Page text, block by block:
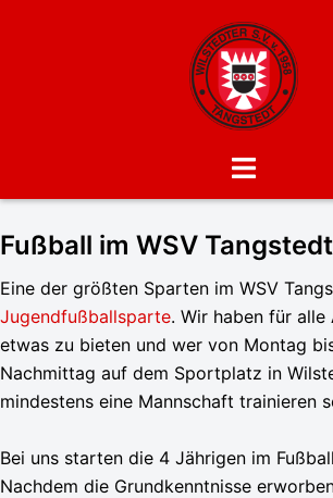
Menü
Fußball im WSV Tangstedt
Eine der größten Sparten im WSV
Jugendfußballsparte. Wir haben für alle
etwas zu bieten und wer von Montag
Nachmittag auf dem Sportplatz in
mindestens eine Mannschaft trainieren
Bei uns starten die 4 Jährigen im
Nachdem die Grundkenntnisse